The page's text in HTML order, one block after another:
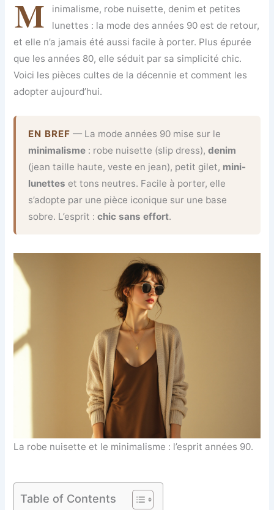
M
inimalisme, robe nuisette, denim et petites
lunettes : la mode des années 90 est de retour,
et elle n’a jamais été aussi facile à porter. Plus épurée
que les années 80, elle séduit par sa simplicité chic.
Voici les pièces cultes de la décennie et comment les
adopter aujourd’hui.
EN BREF — La mode années 90 mise sur le
minimalisme : robe nuisette (slip dress),denim
(jean taille haute, veste en jean), petit gilet, mini-
lunettes et tons neutres. Facile à porter, elle
s’adopte par une pièce iconique sur une base
sobre. L’esprit :chic sans effort.
La robe nuisette et le minimalisme : l’esprit années 90.
Table of Contents